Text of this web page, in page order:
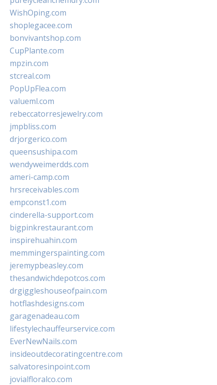
WishOping.com
shoplegacee.com
bonvivantshop.com
CupPlante.com
mpzin.com
stcreal.com
PopUpFlea.com
valueml.com
rebeccatorresjewelry.com
jmpbliss.com
drjorgerico.com
queensushipa.com
wendyweimerdds.com
ameri-camp.com
hrsreceivables.com
empconst1.com
cinderella-support.com
bigpinkrestaurant.com
inspirehuahin.com
memmingerspainting.com
jeremypbeasley.com
thesandwichdepotcos.com
drgiggleshouseofpain.com
hotflashdesigns.com
garagenadeau.com
lifestylechauffeurservice.com
EverNewNails.com
insideoutdecoratingcentre.com
salvatoresinpoint.com
jovialfloralco.com